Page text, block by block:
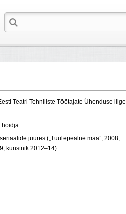
Teatri Tehniliste Töötajate Ühenduse liige
hoidja.
seriaalide juures („Tuulepealne maa”, 2008,
kunstnik 2012–14).